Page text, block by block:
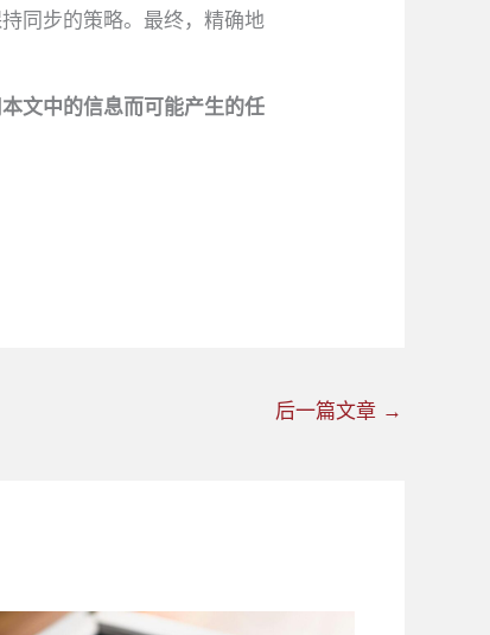
同步的策略。最终，精确地
文中的信息而可能产生的任
后一篇文章 →